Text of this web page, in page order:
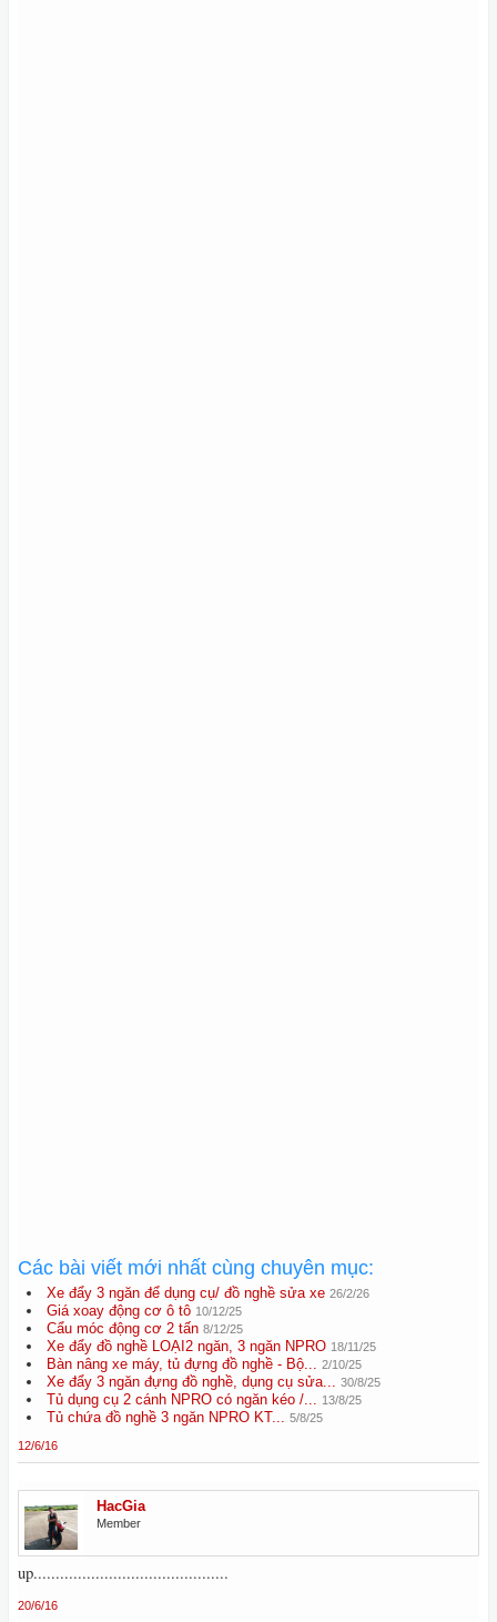
Các bài viết mới nhất cùng chuyên mục:
Xe đẩy 3 ngăn để dụng cụ/ đồ nghề sửa xe 26/2/26
Giá xoay động cơ ô tô 10/12/25
Cẩu móc động cơ 2 tấn 8/12/25
Xe đẩy đồ nghề LOẠI2 ngăn, 3 ngăn NPRO 18/11/25
Bàn nâng xe máy, tủ đựng đồ nghề - Bộ... 2/10/25
Xe đẩy 3 ngăn đựng đồ nghề, dụng cụ sửa... 30/8/25
Tủ dụng cụ 2 cánh NPRO có ngăn kéo /... 13/8/25
Tủ chứa đồ nghề 3 ngăn NPRO KT... 5/8/25
12/6/16
HacGia
Member
up............................................
20/6/16